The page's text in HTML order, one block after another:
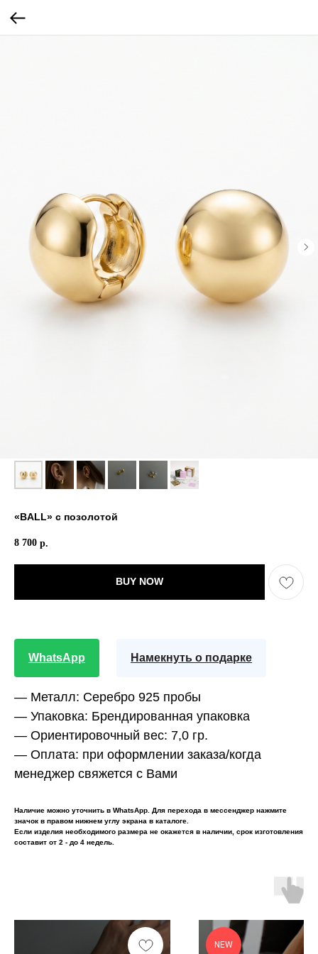
«BALL» с позолотой
8 700 р.
BUY NOW
WhatsApp Намекнуть о подарке
— Металл: Серебро 925 пробы
— Упаковка: Брендированная упаковка
— Ориентировочный вес: 7,0 гр.
— Оплата: при оформлении заказа/когда
менеджер свяжется с Вами
Наличие можно уточнить в WhatsApp. Для перехода в мессенджер нажмите
значок в правом нижнем углу экрана в каталоге.
Если изделия необходимого размера не окажется в наличии, срок изготовления
составит от 2 - до 4 недель.
NEW